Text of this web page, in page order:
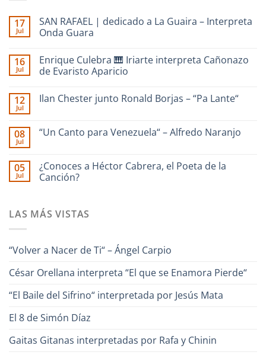
17
Jul
SAN RAFAEL | dedicado a La Guaira – Interpreta
Onda Guara
comentarios
en
SAN
dedicado
–
Interpreta
16
Jul
Enrique Culebra 🎹 Iriarte interpreta Cañonazo
de Evaristo Aparicio
comentarios
🎹
Iriarte
de
Evaristo
Aparicio
12
Jul
Ilan Chester junto Ronald Borjas – “Pa Lante“
comentarios
en
Ronald
Borjas
–
08
Jul
“Un Canto para Venezuela“ – Alfredo Naranjo
comentarios
en
“Un
Canto
Alfredo
05
Jul
¿Conoces a Héctor Cabrera, el Poeta de la
Canción?
en
¿Conoces
el
la
LAS MÁS VISTAS
“Volver a Nacer de Ti“ – Ángel Carpio
César Orellana interpreta “El que se Enamora Pierde“
“El Baile del Sifrino“ interpretada por Jesús Mata
El 8 de Simón Díaz
Gaitas Gitanas interpretadas por Rafa y Chinin